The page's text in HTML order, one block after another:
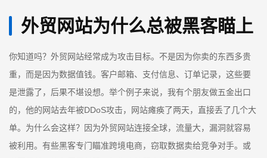
外贸网站为什么总被黑客瞄上
你知道吗？外贸网站经常成为攻击目标。不是因为你卖的东西多贵
重，而是因为数据值钱。客户邮箱、支付信息、订单记录，这些要
是泄露了，后果不堪设想。举个例子来说，我有个朋友做五金出口
的，他的网站去年被DDoS攻击，网站瘫痪了两天，直接丢了几个大
单。为什么会这样？因为外贸网站连接全球，流量大，漏洞就容易
被利用。有些黑客专门瞄准跨境电商，窃取数据卖给竞争对手。或